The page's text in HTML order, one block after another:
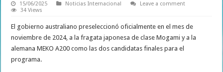
15/06/2025 Noticias Internacional
Leave a comment
34 Views
El gobierno australiano preseleccionó oficialmente en el mes de
noviembre de 2024, a la fragata japonesa de clase Mogami y a la
alemana MEKO A200 como las dos candidatas finales para el
programa.